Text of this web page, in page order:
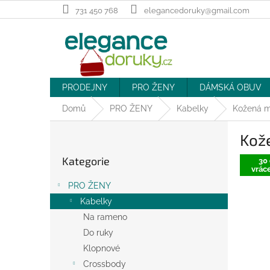
na
731 450 768 elegancedoruky@gmail.com
PRODEJNY PRO ŽENY DÁMSKÁ OBUV
Domů PRO ŽENY Kabelky Kožená
a
n
kategorie
Kategorie
PRO ŽENY
Kabelky
Na rameno
Do ruky
Klopnové
Crossbody
30